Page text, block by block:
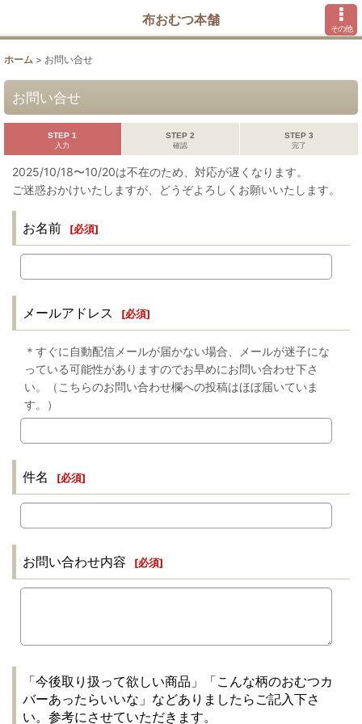
布おむつ本舗
その他
ホーム > お問い合せ
お問い合せ
STEP 1
入力
STEP 2
確認
STEP 3
完了
2025/10/18〜10/20は不在のため、対応が遅くなります。
ご迷惑おかけいたしますが、どうぞよろしくお願いいたします。
お名前 [必須]
メールアドレス [必須]
＊すぐに自動配信メールが届かない場合、メールが迷子にな
っている可能性がありますのでお早めにお問い合わせ下さ
い。（こちらのお問い合わせ欄への投稿はほぼ届いていま
す。）
件名 [必須]
お問い合わせ内容 [必須]
「今後取り扱って欲しい商品」「こんな柄のおむつカ
バーあったらいいな」などありましたらご記入下さ
い。参考にさせていただきます。